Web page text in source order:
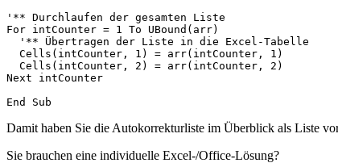
'** Durchlaufen der gesamten Liste
For intCounter = 1 To UBound(arr)
'** Übertragen der Liste in die Excel-Tabelle
Cells(intCounter, 1) = arr(intCounter, 1)
Cells(intCounter, 2) = arr(intCounter, 2)
Next intCounter
Damit haben Sie die Autokorrekturliste im Überblick als Liste
Sie brauchen eine individuelle Excel-/Office-Lösung?